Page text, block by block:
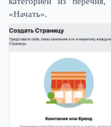
«Начать».